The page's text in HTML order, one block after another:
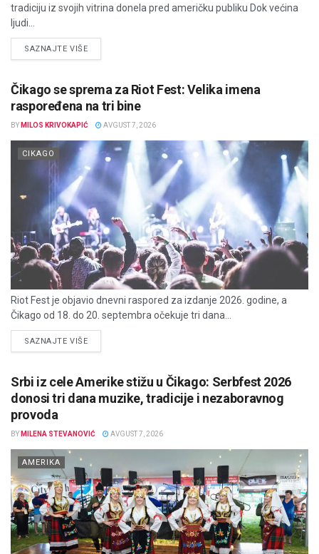
tradiciju iz svojih vitrina donela pred američku publiku Dok većina
ljudi...
SAZNAJTE VIŠEDETAILS
Čikago se sprema za Riot Fest: Velika imena
raspoređena na tri bine
BY MILOS KRIVOKAPIĆ AVGUST 7, 2026
CIKAGO
Riot Fest je objavio dnevni raspored za izdanje 2026. godine, a
Čikago od 18. do 20. septembra očekuje tri dana...
SAZNAJTE VIŠEDETAILS
Srbi iz cele Amerike stižu u Čikago: Serbfest 2026
donosi tri dana muzike, tradicije i nezaboravnog
provoda
BY MILENA STEVANOVIĆ AVGUST 7, 2026
AMERIKA